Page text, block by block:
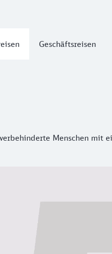
Geschäftsreisen
Menschen mit